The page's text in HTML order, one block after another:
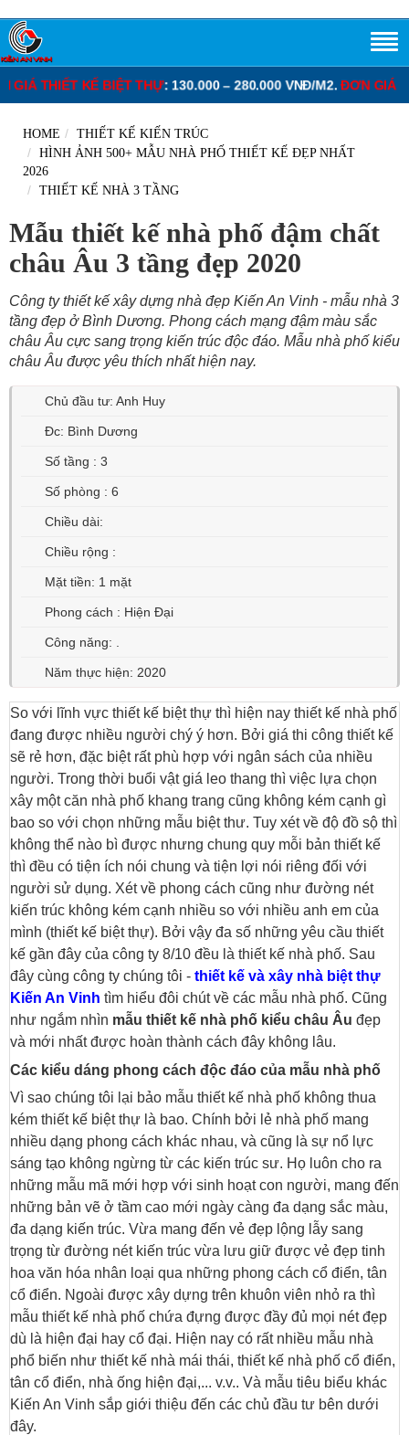
THỰ: 130.000 – 280.000 VNĐ/M2. ĐƠN GIÁ XÂY DỰNG PHẦN
HOME
THIẾT KẾ KIẾN TRÚC
HÌNH ẢNH 500+ MẪU NHÀ PHỐ THIẾT KẾ ĐẸP NHẤT
2026
THIẾT KẾ NHÀ 3 TẦNG
Mẫu thiết kế nhà phố đậm chất
châu Âu 3 tầng đẹp 2020
Công ty thiết kế xây dựng nhà đẹp Kiến An Vinh - mẫu nhà 3
tầng đẹp ở Bình Dương. Phong cách mạng đậm màu sắc
châu Âu cực sang trọng kiến trúc độc đáo. Mẫu nhà phố kiểu
châu Âu được yêu thích nhất hiện nay.
Chủ đầu tư: Anh Huy
Đc: Bình Dương
Số tầng : 3
Số phòng : 6
Chiều dài:
Chiều rộng :
Mặt tiền: 1 mặt
Phong cách : Hiện Đại
Công năng: .
Năm thực hiện: 2020
So với lĩnh vực thiết kế biệt thự thì hiện nay thiết kế nhà phố
đang được nhiều người chý ý hơn. Bởi giá thi công thiết kế
sẽ rẻ hơn, đặc biệt rất phù hợp với ngân sách của nhiều
người. Trong thời buổi vật giá leo thang thì việc lựa chọn
xây một căn nhà phố khang trang cũng không kém cạnh gì
bao so với chọn những mẫu biệt thư. Tuy xét về độ đồ sộ thì
không thể nào bì được nhưng chung quy mỗi bản thiết kế
thì đều có tiện ích nói chung và tiện lợi nói riêng đối với
người sử dụng. Xét về phong cách cũng như đường nét
kiến trúc không kém cạnh nhiều so với nhiều anh em của
mình (thiết kế biệt thự). Bởi vậy đa số những yêu cầu thiết
kế gần đây của công ty 8/10 đều là thiết kế nhà phố. Sau
đây cùng công ty chúng tôi - thiết kế và xây nhà biệt thự
Kiến An Vinh tìm hiểu đôi chút về các mẫu nhà phố. Cũng
như ngắm nhìn mẫu thiết kế nhà phố kiểu châu Âu đẹp
và mới nhất được hoàn thành cách đây không lâu.
Các kiểu dáng phong cách độc đáo của mẫu nhà phố
Vì sao chúng tôi lại bảo mẫu thiết kế nhà phố không thua
kém thiết kế biệt thự là bao. Chính bởi lẻ nhà phố mang
nhiều dạng phong cách khác nhau, và cũng là sự nổ lực
sáng tạo không ngừng từ các kiến trúc sư. Họ luôn cho ra
những mẫu mã mới hợp với sinh hoạt con người, mang đến
những bản vẽ ở tầm cao mới ngày càng đa dạng sắc màu,
đa dạng kiến trúc. Vừa mang đến vẻ đẹp lộng lẫy sang
trọng từ đường nét kiến trúc vừa lưu giữ được vẻ đẹp tinh
hoa văn hóa nhân loại qua những phong cách cổ điển, tân
cổ điển. Ngoài được xây dựng trên khuôn viên nhỏ ra thì
mẫu thiết kế nhà phố chứa đựng được đầy đủ mọi nét đẹp
dù là hiện đại hay cổ đại. Hiện nay có rất nhiều mẫu nhà
phổ biến như thiết kế nhà mái thái, thiết kế nhà phố cổ điển,
tân cổ điển, nhà ống hiện đại,... v.v.. Và mẫu tiêu biểu khác
Kiến An Vinh sắp giới thiệu đến các chủ đầu tư bên dưới
đây.